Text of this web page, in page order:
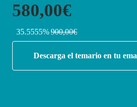
580,00€
35.5555%900,00€
Descarga el temario en tu